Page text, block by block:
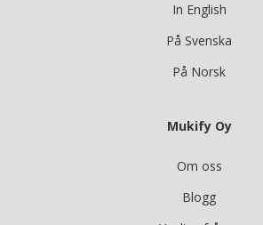
In English
På Svenska
På Norsk
Mukify Oy
Om oss
Blogg